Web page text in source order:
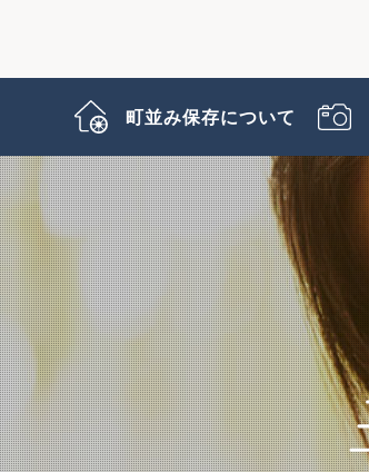
町並み保存について